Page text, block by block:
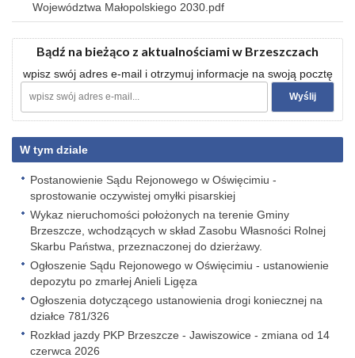
Województwa Małopolskiego 2030.pdf
Bądź na bieżąco z aktualnościami w Brzeszczach
wpisz swój adres e-mail i otrzymuj informacje na swoją pocztę
W tym dziale
Postanowienie Sądu Rejonowego w Oświęcimiu -
sprostowanie oczywistej omyłki pisarskiej
Wykaz nieruchomości położonych na terenie Gminy
Brzeszcze, wchodzących w skład Zasobu Własności Rolnej
Skarbu Państwa, przeznaczonej do dzierżawy.
Ogłoszenie Sądu Rejonowego w Oświęcimiu - ustanowienie
depozytu po zmarłej Anieli Ligęza
Ogłoszenia dotyczącego ustanowienia drogi koniecznej na
działce 781/326
Rozkład jazdy PKP Brzeszcze - Jawiszowice - zmiana od 14
czerwca 2026